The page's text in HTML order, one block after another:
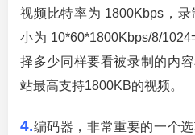
视频比特率为 1800Kbps，
小为 10*60*1800Kbps/8/
择多少同样要看被录制的内
站最高支持1800KB的视频。
4.编码器，非常重要的一个